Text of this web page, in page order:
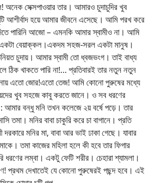
অনেক সেক্সপাওয়ার তার। আমারও চুদাচুদির খুব
হয়ে আমার জীবনে এসেছে। আমি পরখ করে
পারিনি আজো – এমনকি আমার স্বামীও না। আমি
একটা বেয়াক্কল।একদম সহজ-সরল একটা মানুষ।
চুদায়। আমার স্বামী তো ধ্বজভংগ। তাই বাধ্য
ঠিক খাকতে পারি না!… প্রতিবারই তার নতুন নতুন
এতো জোর!এতো তেজ! আমি কোনো পুরুষের মধ্যে
খুব সহজে কাবু করতে জানে। ও সব ধরণের
আমার বন্ধু মনি তখন কলেজে ২য় বর্ষে পড়ে। তার
তমা। মনির বাবা চাকুরি করে চা বাগানে। প্রতি
মনির মা, বাবা আর ভাই ঢাকা গেছে। যাবার
তমা কাজের মহিলা হলে কী হবে তার ফিগার
লম্বা। একটু ফেটি শরীর। চেহারা শ্যামলা।
প্রথম দেখাতেই যে কোনো পুরুষেরই পছন্দ হবে। এই